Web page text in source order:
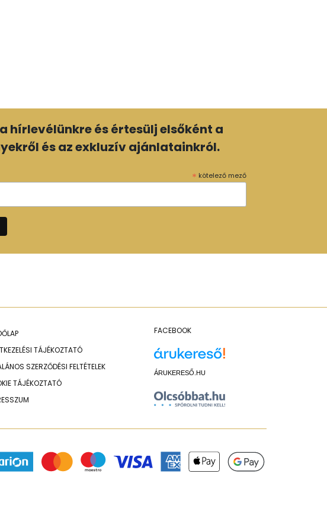
hírlevélünkre és értesülj elsőként a
és az exkluzív ajánlatainkról.
* kötelező mező
TÁJÉKOZTATÓ
SZERZŐDÉSI FELTÉTELEK
TÁJÉKOZTATÓ
FACEBOOK
ÁRUKERESŐ.HU